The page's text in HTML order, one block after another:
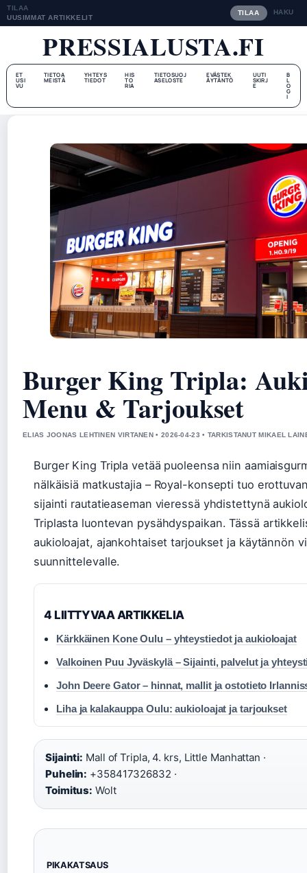
TILAA
UUSIMMAT ARTIKKELIT
TILAA HAKU
PRESSIALUSTA.FI
ET
USI
VU
TIETOA
MEISTÄ
YHTEYS
TIEDOT
HIS
TO
RIA
TIETOSUOJ
ASELOSTE
EVÄSTEK
ÄYTÄNTÖ
UUTI
SKIRJ
E
B
L
O
G
I
Burger King Tripla:
Menu & Tarjoukset
ELIAS JOONAS LEHTINEN VIRTANEN • 2026-04-23 • TARKISTANUT MIKAEL
Burger King Tripla vetää puoleensa niin
nälkäisiä matkustajia – Royal-konsepti tuo
sijainti rautatieaseman vieressä yhdistettynä
Triplasta luontevan pysähdyspaikan. Tässä
aukioloajat, ajankohtaiset tarjoukset ja käytännön
suunnittelevalle.
4 LIITTYVAA ARTIKKELIA
Kärkkäinen Kone Oulu – yhteystiedot ja aukioloajat
Valkoinen Puu Jyväskylä – Sijainti, palvelut ja
John Deere Gator – hinnat, mallit ja ostotieto
Liha ja kalakauppa Oulu: aukioloajat ja tarjoukset
Sijainti: Mall of Tripla, 4. krs, Little Manhattan ·
Puhelin: +358417326832 ·
Toimitus: Wolt
PIKAKATSAUS